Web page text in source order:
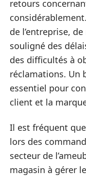
retours
de l’entreprise,
souligné des
des difficultés à
réclamations. Un
essentiel pour
client et la
Il est fréquent
lors des
secteur de
magasin à gérer